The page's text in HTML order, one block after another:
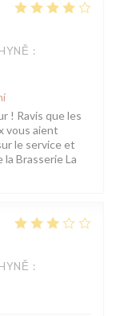
:
! Ravis que les
vous aient
le service et
Brasserie La
: